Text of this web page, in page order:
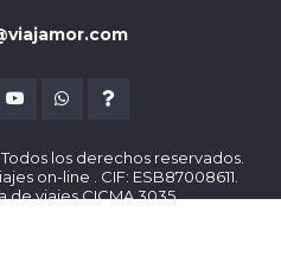
los derechos reservados.
on-line . CIF: ESB87008611.
viajes CICMA 3035.